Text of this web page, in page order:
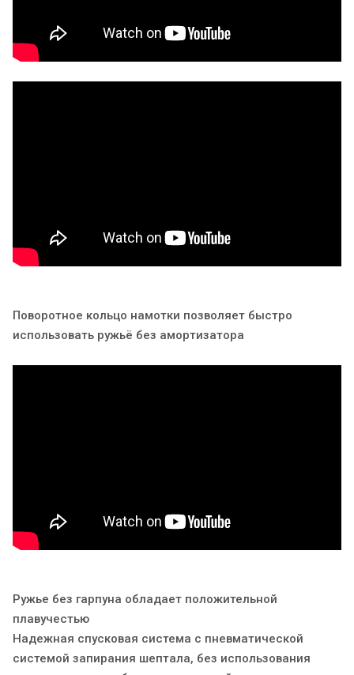
Поворотное кольцо намотки позволяет быстро
использовать ружьё без амортизатора
Ружье без гарпуна обладает положительной
плавучестью
Надежная спусковая система c пневматической
системой запирания шептала, без использования